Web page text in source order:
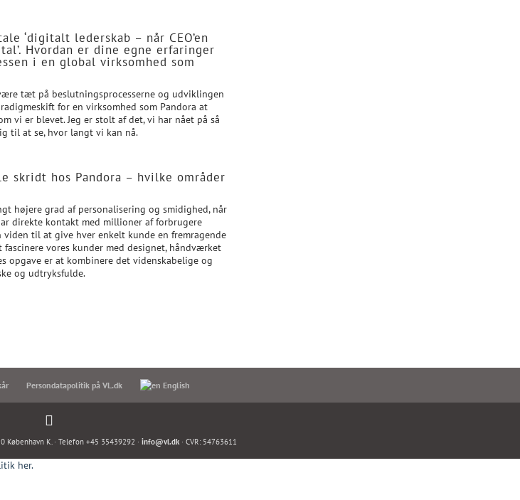
‘digitalt lederskab – når CEO’en
Hvordan er dine egne erfaringer
i en global virksomhed som
tæt på beslutningsprocesserne og udviklingen
for en virksomhed som Pandora at
vi er blevet. Jeg er stolt af det, vi har nået på så
til at se, hvor langt vi kan nå.
skridt hos Pandora – hvilke områder
højere grad af personalisering og smidighed, når
direkte kontakt med millioner af forbrugere
viden til at give hver enkelt kunde en fremragende
vores kunder med designet, håndværket
opgave er at kombinere det videnskabelige og
og udtryksfulde.
Persondatapolitik på VL.dk English
København K. · Telefon +45 35439292 ·info@vl.dk· CVR: 54763611
her.